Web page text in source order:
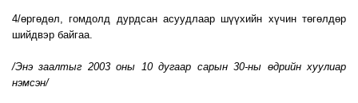
4/өргөдөл, гомдолд дурдсан асуудлаар шүүхийн хүчин төгөлдөр
шийдвэр байгаа.
/Энэ заалтыг 2003 оны 10 дугаар сарын 30-ны өдрийн хуулиар
нэмсэн/